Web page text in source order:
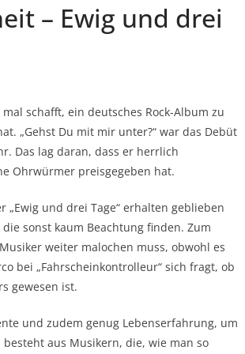
– Ewig und drei
schafft, ein deutsches Rock-Album zu
„Gehst Du mit mir unter?“ war das Debüt
Das lag daran, dass er herrlich
Ohrwürmer preisgegeben hat.
und drei Tage“ erhalten geblieben
sonst kaum Beachtung finden. Zum
weiter malochen muss, obwohl es
bei „Fahrscheinkontrolleur“ sich fragt, ob
gewesen ist.
und zudem genug Lebenserfahrung, um
aus Musikern, die, wie man so